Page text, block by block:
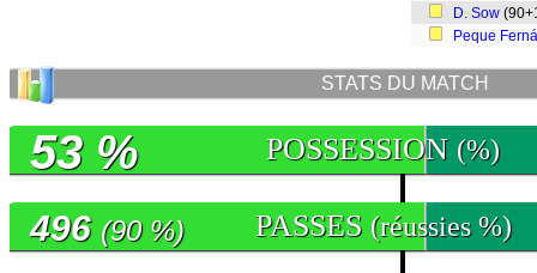
D. Sow
Peque
STATS DU MATCH
POSSESSION (%)
53 %
PASSES (réussies %)
496 (90 %)